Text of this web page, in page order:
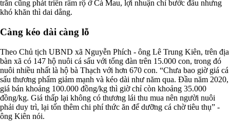
trăn cũng phát triển rầm rộ ở Cà Mau, lợi nhuận chỉ bước đầu nhưng
khó khăn thì dai dẳng.
Càng kéo dài càng lỗ
Theo Chủ tịch UBND xã Nguyễn Phích - ông Lê Trung Kiên, trên địa
bàn xã có 147 hộ nuôi cá sấu với tổng đàn trên 15.000 con, trong đó
nuôi nhiều nhất là hộ bà Thạch với hơn 670 con. “Chưa bao giờ giá cá
sấu thương phẩm giảm mạnh và kéo dài như năm qua. Ðầu năm 2020,
giá bán khoảng 100.000 đồng/kg thì giờ chỉ còn khoảng 35.000
đồng/kg. Giá thấp lại không có thương lái thu mua nên người nuôi
phải duy trì, lại tốn thêm chi phí thức ăn để dưỡng cá chờ tiêu thụ” -
ông Kiên nói.